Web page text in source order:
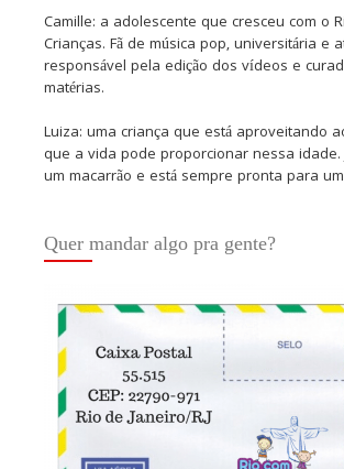
Camille: a adolescente que cresceu com o
Crianças. Fã de música pop, universitária e
responsável pela edição dos vídeos e
matérias.
Luiza: uma criança que está aproveitando
que a vida pode proporcionar nessa idade.
um macarrão e está sempre pronta para
Quer mandar algo pra gente?